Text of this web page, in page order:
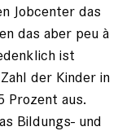
Jobcenter das
das aber peu à
ist
der Kinder in
Prozent aus.
Bildungs- und